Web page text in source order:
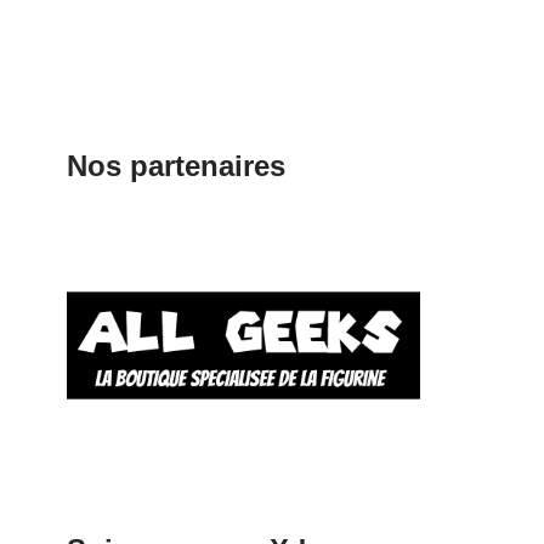
Nos partenaires